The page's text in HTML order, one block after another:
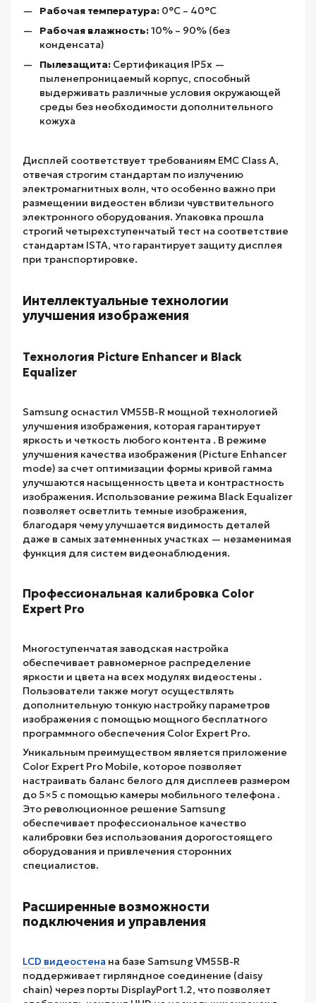
Рабочая температура: 0°С – 40°С
Рабочая влажность:10% – 90% (без
конденсата)
Пылезащита: Сертификация IP5x —
пыленепроницаемый корпус, способный
выдерживать различные условия окружающей
среды без необходимости дополнительного
кожуха
Дисплей соответствует требованиям EMC Class A,
отвечая строгим стандартам по излучению
электромагнитных волн, что особенно важно при
размещении видеостен вблизи чувствительного
электронного оборудования. Упаковка прошла
строгий четырехступенчатый тест на соответствие
стандартам ISTA, что гарантирует защиту дисплея
при транспортировке.
Интеллектуальные технологии
улучшения изображения
Технология Picture Enhancer и Black
Equalizer
Samsung оснастил VM55B-R мощной технологией
улучшения изображения, которая гарантирует
яркость и четкость любого контента . В режиме
улучшения качества изображения (Picture Enhancer
mode) за счет оптимизации формы кривой гамма
улучшаются насыщенность цвета и контрастность
изображения. Использование режима Black Equalizer
позволяет осветлить темные изображения,
благодаря чему улучшается видимость деталей
даже в самых затемненных участках — незаменимая
функция для систем видеонаблюдения.
Профессиональная калибровка Color
Expert Pro
Многоступенчатая заводская настройка
обеспечивает равномерное распределение
яркости и цвета на всех модулях видеостены .
Пользователи также могут осуществлять
дополнительную тонкую настройку параметров
изображения с помощью мощного бесплатного
программного обеспечения Color Expert Pro.
Уникальным преимуществом является приложение
Color Expert Pro Mobile, которое позволяет
настраивать баланс белого для дисплеев размером
до 5×5 с помощью камеры мобильного телефона .
Это революционное решение Samsung
обеспечивает профессиональное качество
калибровки без использования дорогостоящего
оборудования и привлечения сторонних
специалистов.
Расширенные возможности
подключения и управления
LCD видеостена на базе Samsung VM55B-R
поддерживает гирляндное соединение (daisy
chain) через порты DisplayPort 1.2, что позволяет